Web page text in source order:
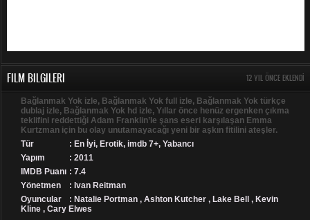
FILM BILGILERI 12 YIL ÖNCE EKLENDI
Bağlanmak Yok izle, Bağlanmak Yok full izle, Bağlanmak Yok türkçe
dublaj izle, Bağlanmak Yok hd izle, Yıllar önce henüz ergenken çıkma
teklifini reddettiği Adam Franklin’le şans eseri karşılaşan Emma
Kurtzman için bu olay unutamayacağı yeni bir aşkın fitilini ateşler.
Tür
: En İyi, Erotik, imdb 7+, Yabancı
Yapım
: 2011
IMDB Puanı : 7.4
Yönetmen
: Ivan Reitman
Oyuncular
: Natalie Portman , Ashton Kutcher , Lake Bell , Kevin
Kline , Cary Elwes